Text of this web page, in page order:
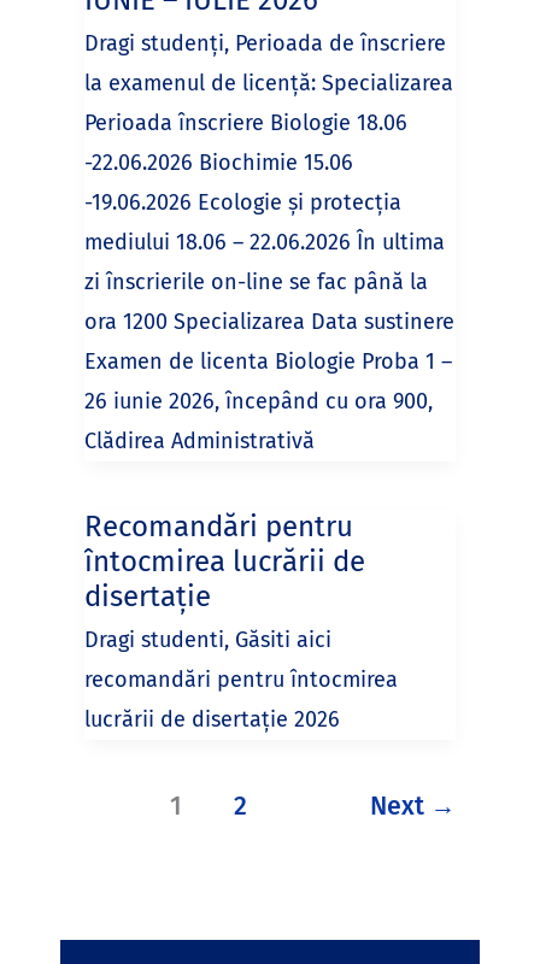
Dragi studenți, Perioada de înscriere
la examenul de licență: Specializarea
Perioada înscriere Biologie 18.06
-22.06.2026 Biochimie 15.06
-19.06.2026 Ecologie şi protecţia
mediului 18.06 – 22.06.2026 În ultima
zi înscrierile on-line se fac până la
ora 1200 Specializarea Data sustinere
Examen de licenta Biologie Proba 1 –
26 iunie 2026, începând cu ora 900,
Clădirea Administrativă
Recomandări pentru
întocmirea lucrării de
disertație
Dragi studenti, Găsiti aici
recomandări pentru întocmirea
lucrării de disertație 2026
1 2 Next →